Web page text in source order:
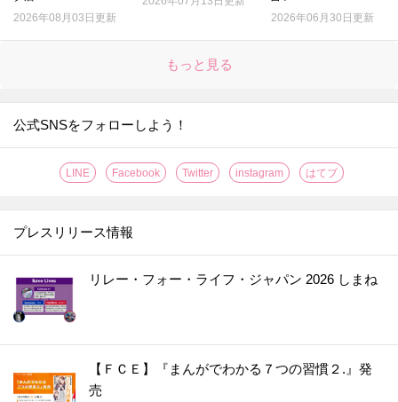
2026年08月03日更新
2026年06月30日更新
もっと見る
公式SNSをフォローしよう！
LINE Facebook Twitter instagram はてブ
プレスリリース情報
リレー・フォー・ライフ・ジャパン 2026 しまね
【ＦＣＥ】『まんがでわかる７つの習慣２.』発
売